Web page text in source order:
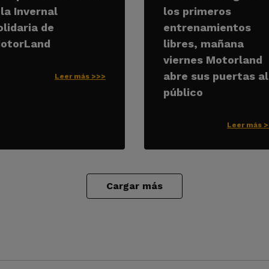
Invernal
de
Leer más >>>
los primeros
entrenamientos
libres, mañana
viernes Motorland
abre sus puertas al
público
Leer más
Cargar más